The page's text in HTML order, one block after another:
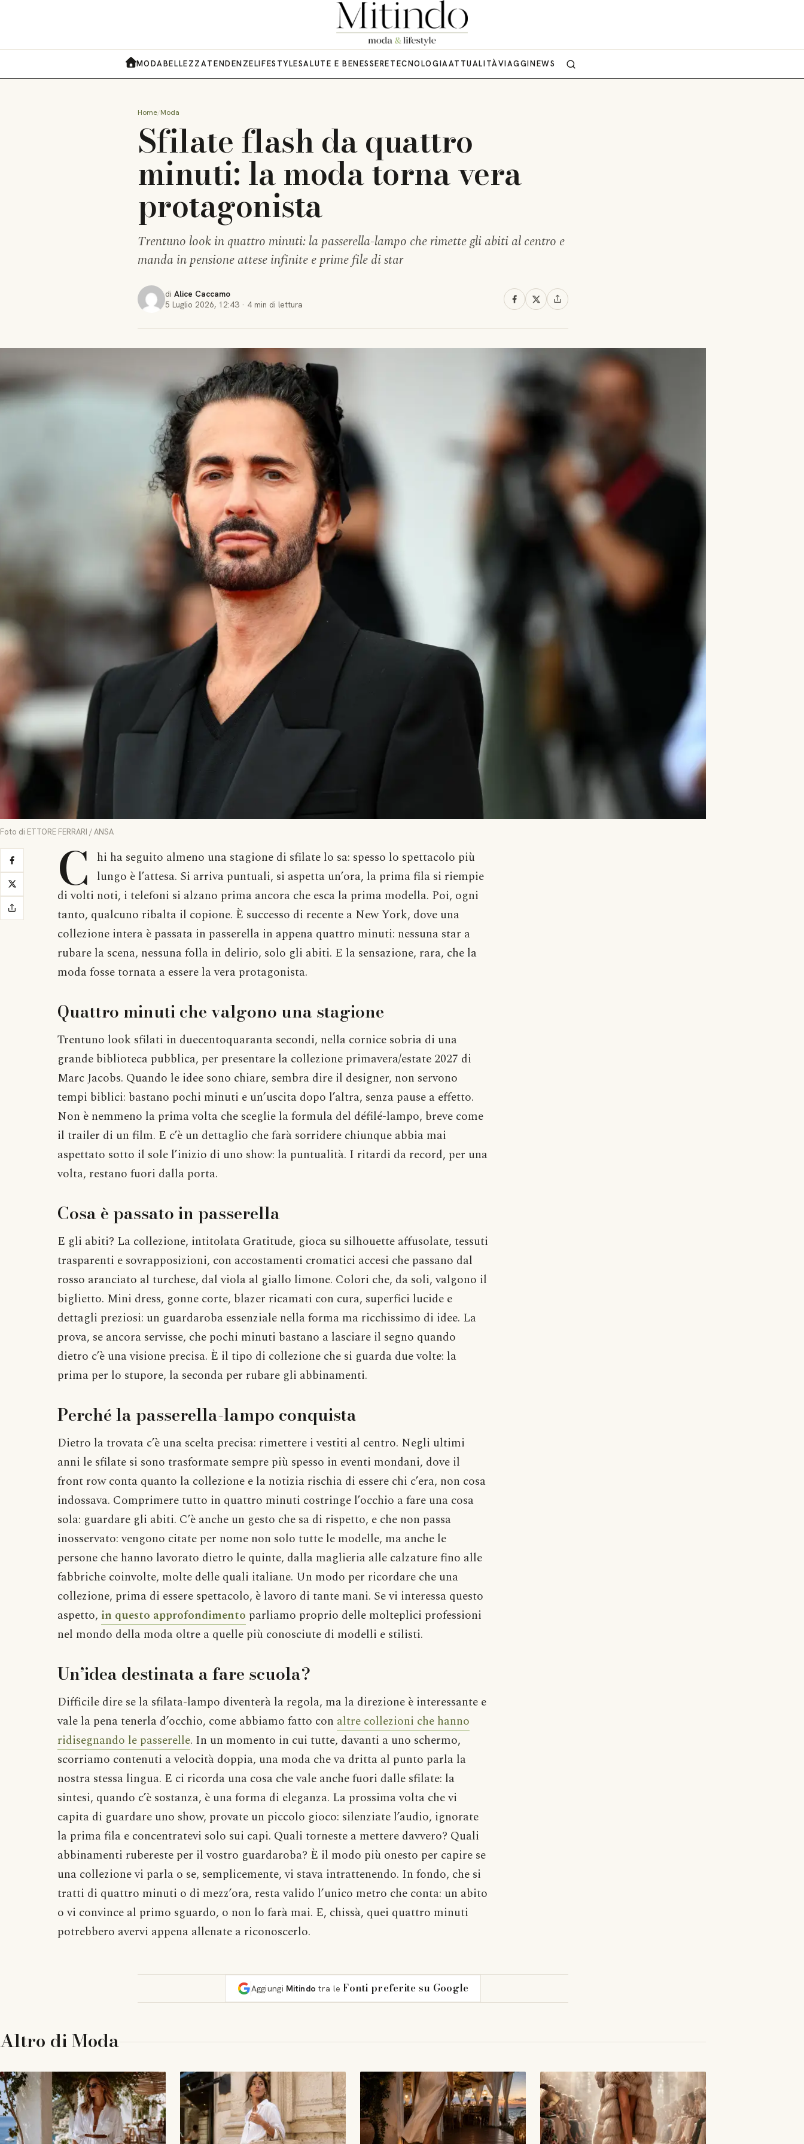
MODABELLEZZATENDENZELIFESTYLESALUTE E BENESSERETECNOLOGIAATTUALITÀVIAGGINEWS
Home Moda
Sfilate flash da quattro
minuti: la moda torna vera
protagonista
Trentuno look in quattro minuti: la passerella-lampo che rimette gli abiti al centro e
manda in pensione attese infinite e prime file di star
di Alice Caccamo
5 Luglio 2026, 12:43 · 4 min di lettura
Foto di ETTORE FERRARI / ANSA
C hi ha seguito almeno una stagione di sfilate lo sa: spesso lo spettacolo più
lungo è l’attesa. Si arriva puntuali, si aspetta un’ora, la prima fila si riempie
di volti noti, i telefoni si alzano prima ancora che esca la prima modella. Poi, ogni
tanto, qualcuno ribalta il copione. È successo di recente a New York, dove una
collezione intera è passata in passerella in appena quattro minuti: nessuna star a
rubare la scena, nessuna folla in delirio, solo gli abiti. E la sensazione, rara, che la
moda fosse tornata a essere la vera protagonista.
Quattro minuti che valgono una stagione
Trentuno look sfilati in duecentoquaranta secondi, nella cornice sobria di una
grande biblioteca pubblica, per presentare la collezione primavera/estate 2027 di
Marc Jacobs. Quando le idee sono chiare, sembra dire il designer, non servono
tempi biblici: bastano pochi minuti e un’uscita dopo l’altra, senza pause a effetto.
Non è nemmeno la prima volta che sceglie la formula del défilé-lampo, breve come
il trailer di un film. E c’è un dettaglio che farà sorridere chiunque abbia mai
aspettato sotto il sole l’inizio di uno show: la puntualità. I ritardi da record, per una
volta, restano fuori dalla porta.
Cosa è passato in passerella
E gli abiti? La collezione, intitolata Gratitude, gioca su silhouette affusolate, tessuti
trasparenti e sovrapposizioni, con accostamenti cromatici accesi che passano dal
rosso aranciato al turchese, dal viola al giallo limone. Colori che, da soli, valgono il
biglietto. Mini dress, gonne corte, blazer ricamati con cura, superfici lucide e
dettagli preziosi: un guardaroba essenziale nella forma ma ricchissimo di idee. La
prova, se ancora servisse, che pochi minuti bastano a lasciare il segno quando
dietro c’è una visione precisa. È il tipo di collezione che si guarda due volte: la
prima per lo stupore, la seconda per rubare gli abbinamenti.
Perché la passerella-lampo conquista
Dietro la trovata c’è una scelta precisa: rimettere i vestiti al centro. Negli ultimi
anni le sfilate si sono trasformate sempre più spesso in eventi mondani, dove il
front row conta quanto la collezione e la notizia rischia di essere chi c’era, non cosa
indossava. Comprimere tutto in quattro minuti costringe l’occhio a fare una cosa
sola: guardare gli abiti. C’è anche un gesto che sa di rispetto, e che non passa
inosservato: vengono citate per nome non solo tutte le modelle, ma anche le
persone che hanno lavorato dietro le quinte, dalla maglieria alle calzature fino alle
fabbriche coinvolte, molte delle quali italiane. Un modo per ricordare che una
collezione, prima di essere spettacolo, è lavoro di tante mani. Se vi interessa questo
aspetto, in questo approfondimento parliamo proprio delle molteplici professioni
nel mondo della moda oltre a quelle più conosciute di modelli e stilisti.
Un’idea destinata a fare scuola?
Difficile dire se la sfilata-lampo diventerà la regola, ma la direzione è interessante e
vale la pena tenerla d’occhio, come abbiamo fatto con altre collezioni che hanno
ridisegnando le passerelle. In un momento in cui tutte, davanti a uno schermo,
scorriamo contenuti a velocità doppia, una moda che va dritta al punto parla la
nostra stessa lingua. E ci ricorda una cosa che vale anche fuori dalle sfilate: la
sintesi, quando c’è sostanza, è una forma di eleganza. La prossima volta che vi
capita di guardare uno show, provate un piccolo gioco: silenziate l’audio, ignorate
la prima fila e concentratevi solo sui capi. Quali torneste a mettere davvero? Quali
abbinamenti rubereste per il vostro guardaroba? È il modo più onesto per capire se
una collezione vi parla o se, semplicemente, vi stava intrattenendo. In fondo, che si
tratti di quattro minuti o di mezz’ora, resta valido l’unico metro che conta: un abito
o vi convince al primo sguardo, o non lo farà mai. E, chissà, quei quattro minuti
potrebbero avervi appena allenate a riconoscerlo.
Aggiungi Mitindo tra le Fonti preferite su Google
Altro diModa